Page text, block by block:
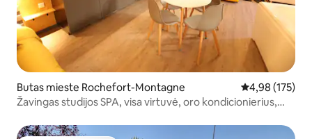
Butas mieste Rochefort-Montagne Vidutinis
4,98 (175)
Žavingas studijos SPA, visa virtuvė, oro kondicionierius,